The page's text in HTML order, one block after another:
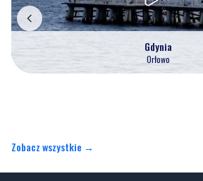
Gdynia
Orłowo
Zobacz wszystkie →